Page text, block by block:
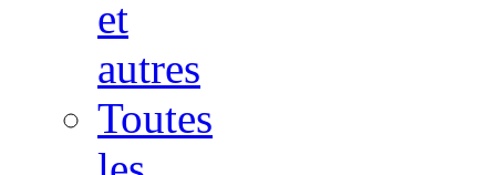
et
autres
Toutes